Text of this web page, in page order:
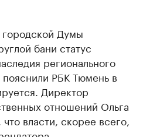
городской Думы
бани статус
регионального
РБК Тюмень в
Директор
отношений Ольга
власти, скорее всего,